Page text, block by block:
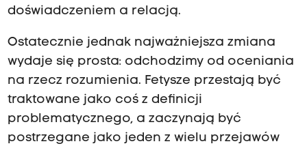
doświadczeniem a relacją.
Ostatecznie jednak najważniejsza zmiana
wydaje się prosta: odchodzimy od oceniania
na rzecz rozumienia. Fetysze przestają być
traktowane jako coś z definicji
problematycznego, a zaczynają być
postrzegane jako jeden z wielu przejawów